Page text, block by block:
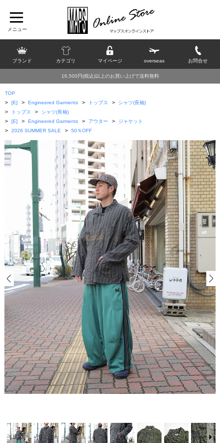
ブランド カテゴリ マイページ overseas お問合せ
16,500円(税込)以上のお買い上げで送料無料
TOP
> [E] > Engineered Garments > トップス > シャツ(長袖)
> トップス > シャツ(長袖)
> [E] > Engineered Garments > アウター > ジャケット
> 2026 SUMMER SALE > 50％OFF